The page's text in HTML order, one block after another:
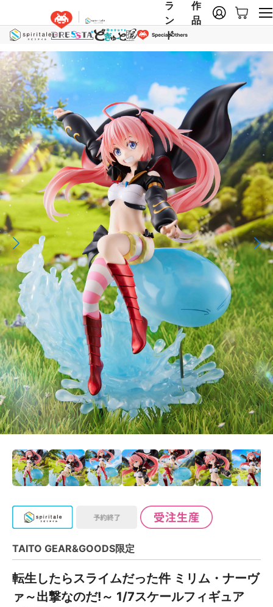
ラ
ン
ド
作
品
転生したらスライムだった件 ミリム・ナーヴ
ァ～出撃なのだ!～ 1/7スケールフィギュア
TAITO GEAR&GOODS限定